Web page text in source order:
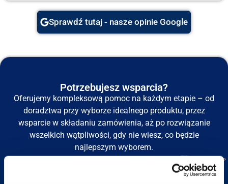
Sprawdź tutaj - nasze opinie Google
Potrzebujesz wsparcia?
Oferujemy kompleksową pomoc na każdym etapie – od
doradztwa przy wyborze idealnego produktu, przez
wsparcie w składaniu zamówienia, aż po rozwiązanie
wszelkich wątpliwości, gdy nie wiesz, co będzie
najlepszym wyborem.